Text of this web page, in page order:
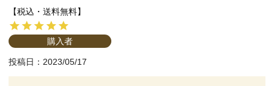
【税込・送料無料】
購入者
投稿日 2023/05/17